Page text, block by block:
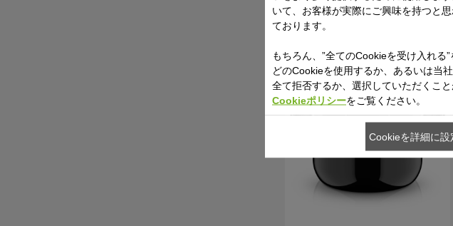
いて、お客様が実際にご興味を持つと
ております。
もちろん、”全てのCookieを受け入れる
どのCookieを使用するか、あるいは当
全て拒否するか、選択していただくこ
Cookieポリシーをご覧ください。
Cookieを詳細に設